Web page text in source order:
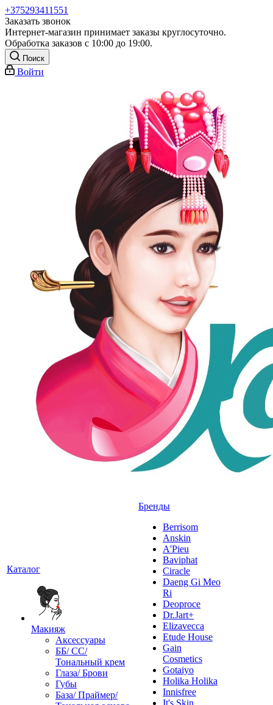
+375293411551
Заказать звонок
Интернет-магазин принимает заказы круглосуточно.
Обработка заказов с 10:00 до 19:00.
Поиск
Войти
Каталог
Макияж
Аксессуары
ББ/ СС/
Тональный крем
Глаза/ Брови
Губы
База/ Праймер/
Бренды
Berrisom
Anskin
A'Pieu
Baviphat
Ciracle
Daeng Gi Meo
Ri
Deoproce
Dr.Jart+
Elizavecca
Etude House
Gain
Cosmetics
Gotaiyo
Holika Holika
Innisfree
It's Skin